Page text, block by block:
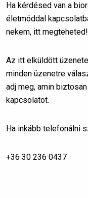
Ha kérdésed van a
életmóddal
nekem, itt
Az itt elküldött
minden üzenetre
adj meg, amin
kapcsolatot.
Ha inkább telefonálni
+36 30 236 0437